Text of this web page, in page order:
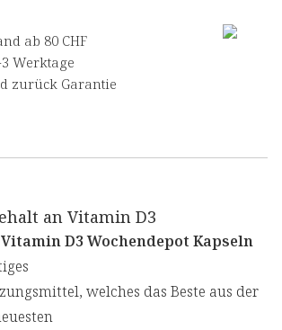
ab 80 CHF
Werktage
zurück Garantie
an Vitamin D3
D3 Wochendepot Kapseln
welches das Beste aus der